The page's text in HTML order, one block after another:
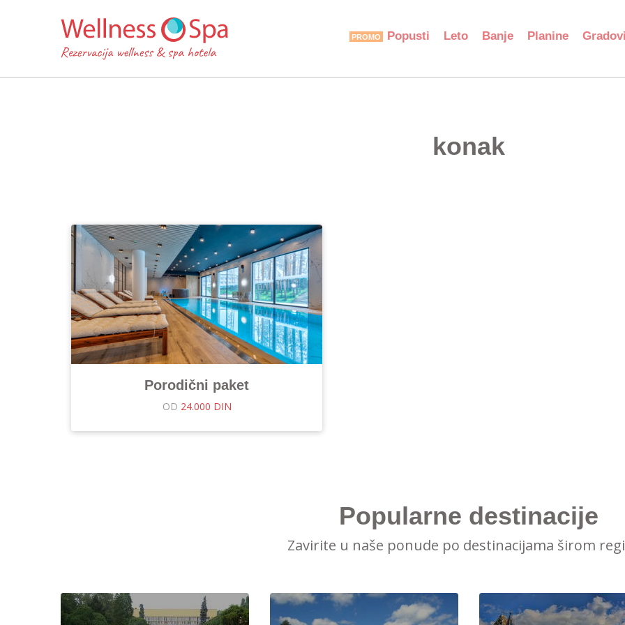
Popusti Leto Banje Planine
konak
Porodični paket
OD 24.000 DIN
Popularne destinacije
Zavirite u naše ponude po destinacijama širom